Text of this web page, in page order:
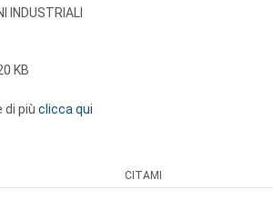
INDUSTRIALI
KB
di più clicca qui
CITAMI